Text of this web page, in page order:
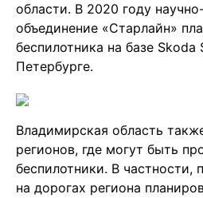
области. В 2020 году
объединение «Старлайн»
беспилотника на базе
Петербурге.
Владимирская область
регионов, где могут быть
беспилотники. В частности,
на дорогах региона